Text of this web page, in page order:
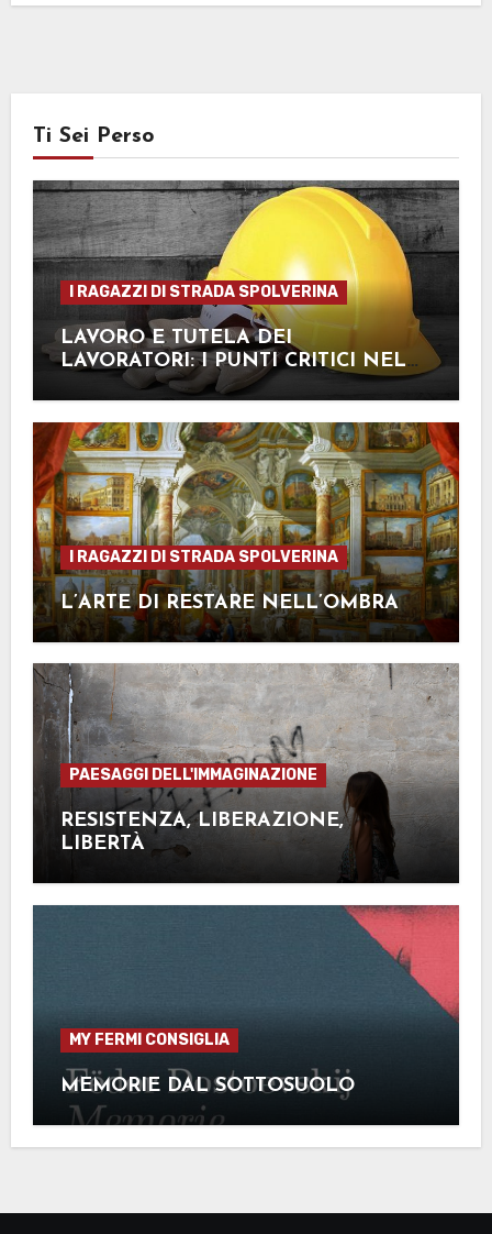
Ti Sei Perso
I RAGAZZI DI STRADA SPOLVERINA
LAVORO E TUTELA DEI
LAVORATORI: I PUNTI CRITICI NEL
NOSTRO PAESE
I RAGAZZI DI STRADA SPOLVERINA
L’ARTE DI RESTARE NELL’OMBRA
PAESAGGI DELL'IMMAGINAZIONE
RESISTENZA, LIBERAZIONE,
LIBERTÀ
MY FERMI CONSIGLIA
MEMORIE DAL SOTTOSUOLO